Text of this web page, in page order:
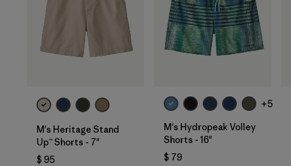
M's Heritage Stand
Up™ Shorts - 7"
$ 95
+5
M's Hydropeak Volley
Shorts - 16"
$ 79